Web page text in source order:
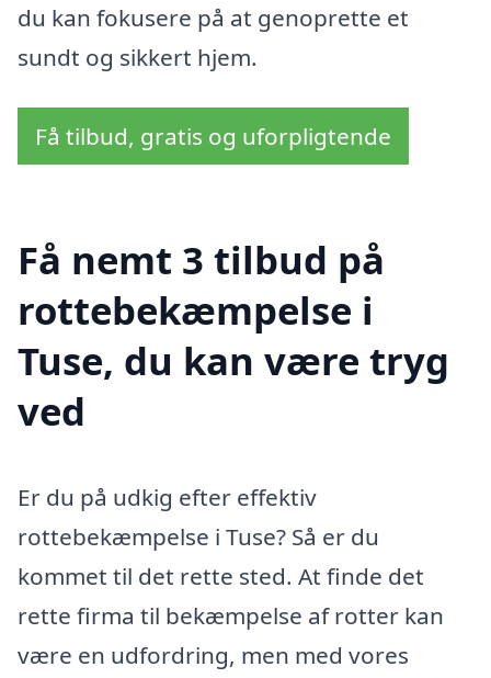
du kan fokusere på at genoprette et
sundt og sikkert hjem.
Få tilbud, gratis og uforpligtende
Få nemt 3 tilbud på
rottebekæmpelse i
Tuse, du kan være tryg
ved
Er du på udkig efter effektiv
rottebekæmpelse i Tuse? Så er du
kommet til det rette sted. At finde det
rette firma til bekæmpelse af rotter kan
være en udfordring, men med vores